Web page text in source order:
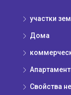
участки
Дома
Свойства